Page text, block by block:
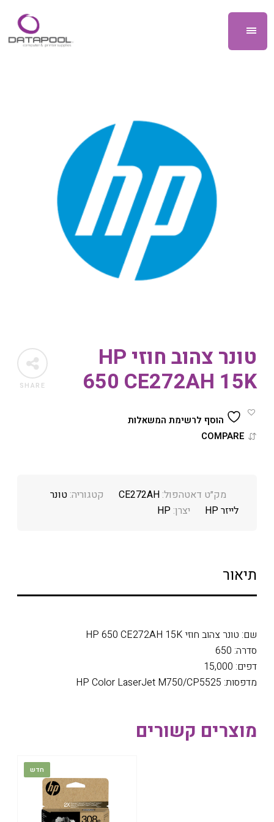
SHARE
טונר צהוב חוזי HP
650 CE272AH 15K
הוסף לרשימת המשאלות
COMPARE
מק״ט דאטהפול:CE272AH קטגוריה:טונר
לייזר HP
יצרן:HP
תיאור
שם: טונר צהוב חוזי HP 650 CE272AH 15K
סדרה: 650
דפים: 15,000
מדפסות: HP Color LaserJet M750/CP5525
מוצרים קשורים
חדש